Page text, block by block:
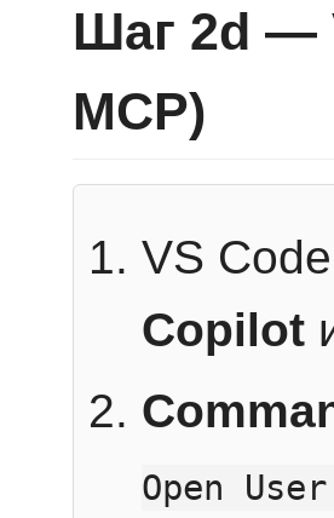
Шаг 2d —
MCP)
VS
Copilot
Open